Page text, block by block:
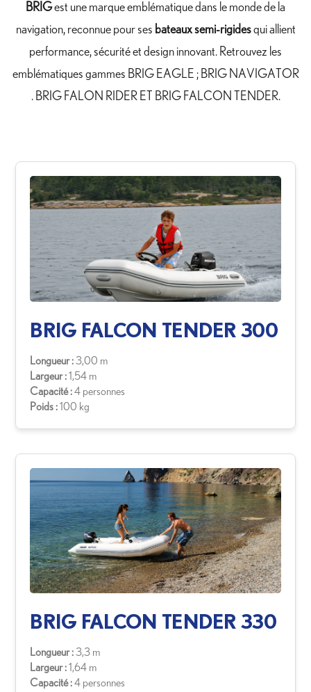
BRIGest une marque emblématique dans le monde de la
navigation, reconnue pour ses bateaux semi-rigidesqui allient
performance, sécurité et design innovant. Retrouvez les
emblématiques gammes BRIG EAGLE ; BRIG NAVIGATOR
. BRIG FALON RIDER ET BRIG FALCON TENDER.
BRIG FALCON TENDER 300
Longueur :3,00 m
Largeur :1,54 m
Capacité :4 personnes
Poids :100 kg
BRIG FALCON TENDER 330
Longueur :3,3 m
Largeur :1,64 m
Capacité :4 personnes